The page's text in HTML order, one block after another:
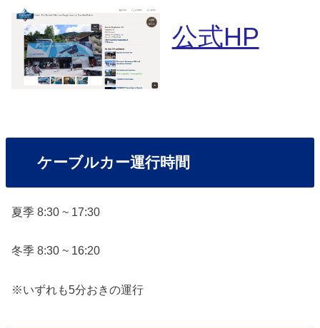
公式HP
ケーブルカー運行時間
夏季 8:30 ~ 17:30
冬季 8:30 ~ 16:20
※いずれも5分おきの運行